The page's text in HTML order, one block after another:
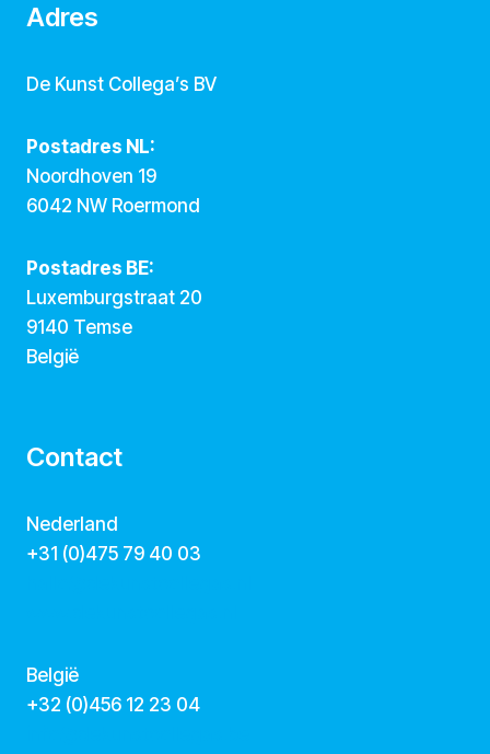
Adres
De Kunst Collega’s BV
Postadres NL:
Noordhoven 19
6042 NW Roermond
Postadres BE:
Luxemburgstraat 20
9140 Temse
België
Contact
Nederland
+31 (0)475 79 40 03
België
‭+32 (0)456 12 23 04‬